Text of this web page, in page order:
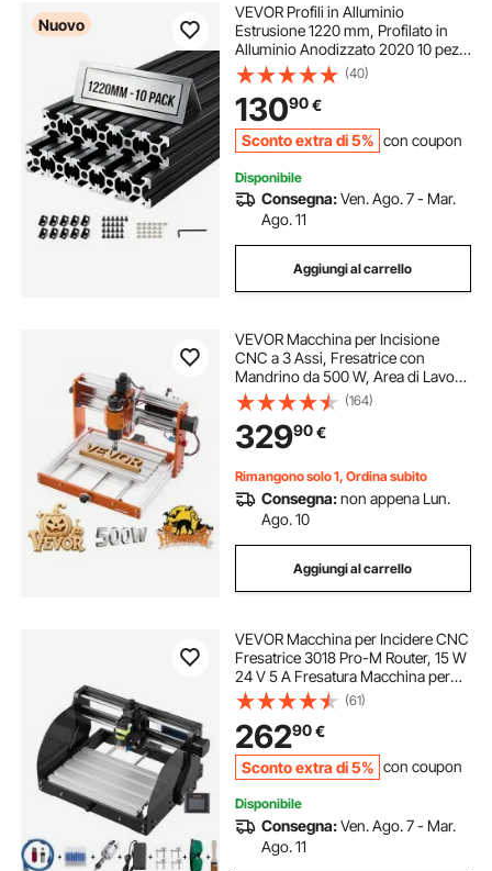
Nuovo
VEVOR Profili in Alluminio
Estrusione 1220 mm, Profilato in
Alluminio Anodizzato 2020 10 pezzi
con Scanalatura a T Normativa
Europea, Profilo Estruso 2020 per
Stampante 3D Macchina CNC Fai
da te
(40)
13090€
Sconto extra di 5% con coupon
Disponibile
Consegna:Ven. Ago. 7 - Mar.
Ago. 11
Aggiungi al carrello
VEVOR Macchina per Incisione
CNC a 3 Assi, Fresatrice con
Mandrino da 500 W, Area di Lavoro
30 x 18 x 8 cm, Controller Offline,
Finecorsa, Arresto di Emergenza,
per Taglio e Intaglio di Plastica
Legno
(164)
32990€
Rimangono solo 1, Ordina subito
Consegna:non appena Lun.
Ago. 10
Aggiungi al carrello
VEVOR Macchina per Incidere CNC
Fresatrice 3018 Pro-M Router, 15 W
24 V 5 A Fresatura Macchina per
Tutti I Tipi di Plastica, Alluminio
Morbido, Legno, Acrilico, PVC e
Molti Altri Materiali Morbidi.
(61)
26290€
Sconto extra di 5% con coupon
Disponibile
Consegna:Ven. Ago. 7 - Mar.
Ago. 11